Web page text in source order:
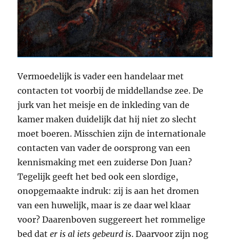
Vermoedelijk is vader een handelaar met
contacten tot voorbij de middellandse zee. De
jurk van het meisje en de inkleding van de
kamer maken duidelijk dat hij niet zo slecht
moet boeren. Misschien zijn de internationale
contacten van vader de oorsprong van een
kennismaking met een zuiderse Don Juan?
Tegelijk geeft het bed ook een slordige,
onopgemaakte indruk: zij is aan het dromen
van een huwelijk, maar is ze daar wel klaar
voor? Daarenboven suggereert het rommelige
bed dater is al iets gebeurd is. Daarvoor zijn nog